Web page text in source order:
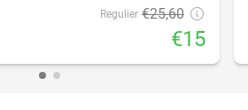
Regulier €25,60
€15